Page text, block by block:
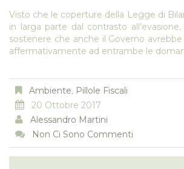
Visto che le coperture della Legge di
in larga parte dal contrasto
sostenere che anche il Governo
affermativamente ad entrambe le
Ambiente, Pillole Fiscali
20 Ottobre 2017
Alessandro Martini
Non Ci Sono Commenti